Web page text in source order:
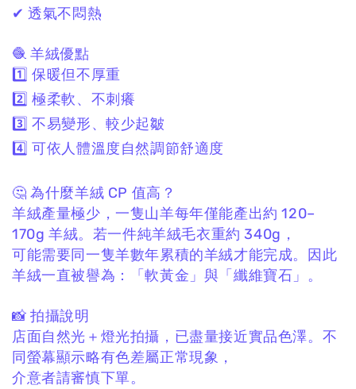
✔ 透氣不悶熱
🧶 羊絨優點
1️⃣ 保暖但不厚重
2️⃣ 極柔軟、不刺癢
3️⃣ 不易變形、較少起皺
4️⃣ 可依人體溫度自然調節舒適度
🤔 為什麼羊絨 CP 值高？
羊絨產量極少，一隻山羊每年僅能產出約 120–
170g 羊絨。 若一件純羊絨毛衣重約 340g，
可能需要同一隻羊數年累積的羊絨才能完成。
因此
羊絨一直被譽為：
「軟黃金」與「纖維寶石」。
📸 拍攝說明
店面自然光＋燈光拍攝， 已盡量接近實品色澤。 不
同螢幕顯示略有色差屬正常現象，
介意者請審慎下單。